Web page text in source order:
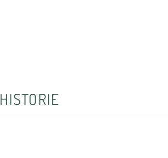
HISTORIE